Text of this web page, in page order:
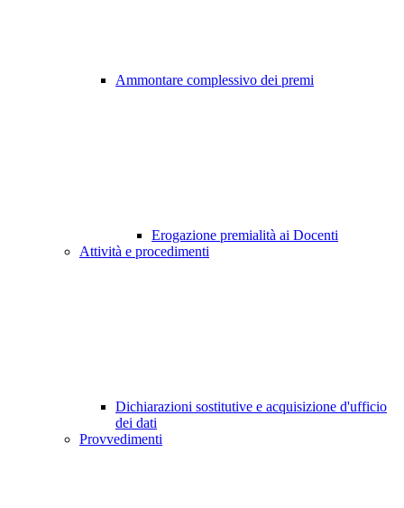
Ammontare complessivo dei premi
Erogazione premialità ai Docenti
Attività e procedimenti
Dichiarazioni sostitutive e acquisizione d'ufficio
dei dati
Provvedimenti